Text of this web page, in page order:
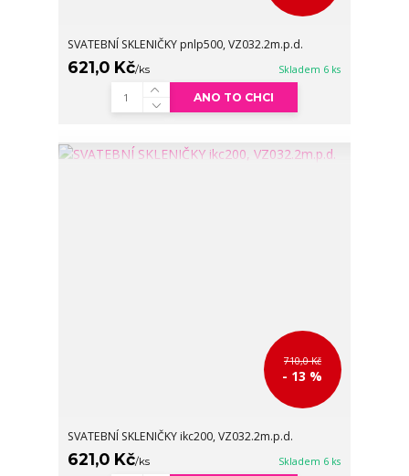
SVATEBNÍ SKLENIČKY pnlp500, VZ032.2m.p.d.
621,0 Kč/ks Skladem 6 ks
ANO TO CHCI
710,0 Kč
- 13 %
SVATEBNÍ SKLENIČKY ikc200, VZ032.2m.p.d.
621,0 Kč/ks Skladem 6 ks